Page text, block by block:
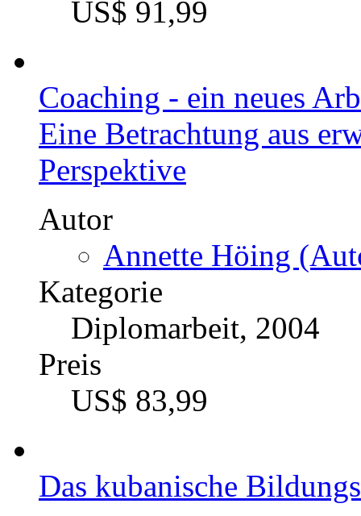
US$ 91,99
Coaching - ein neues
Eine Betrachtung aus
Perspektive
Autor
Annette Höing
Kategorie
Diplomarbeit, 2004
Preis
US$ 83,99
Das kubanische